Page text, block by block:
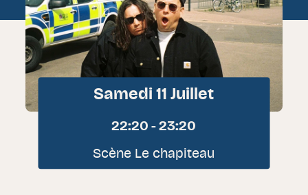
Samedi 11 Juillet
22:20 - 23:20
Scène Le chapiteau